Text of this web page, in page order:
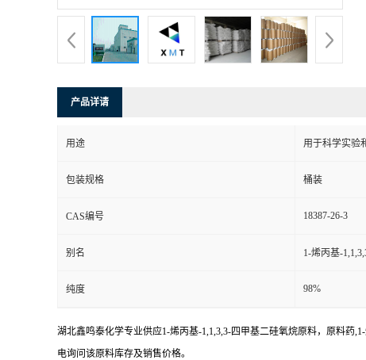
产品详请
用途 用于科学实验
包装规格 桶装
CAS编号 18387-26-3
别名 1-烯丙基-
纯度 98%
湖北鑫鸣泰化学专业供应1-烯丙基-1,1,3,3-四甲基二硅氧烷原料，原料药
电询问该原料库存及销售价格。